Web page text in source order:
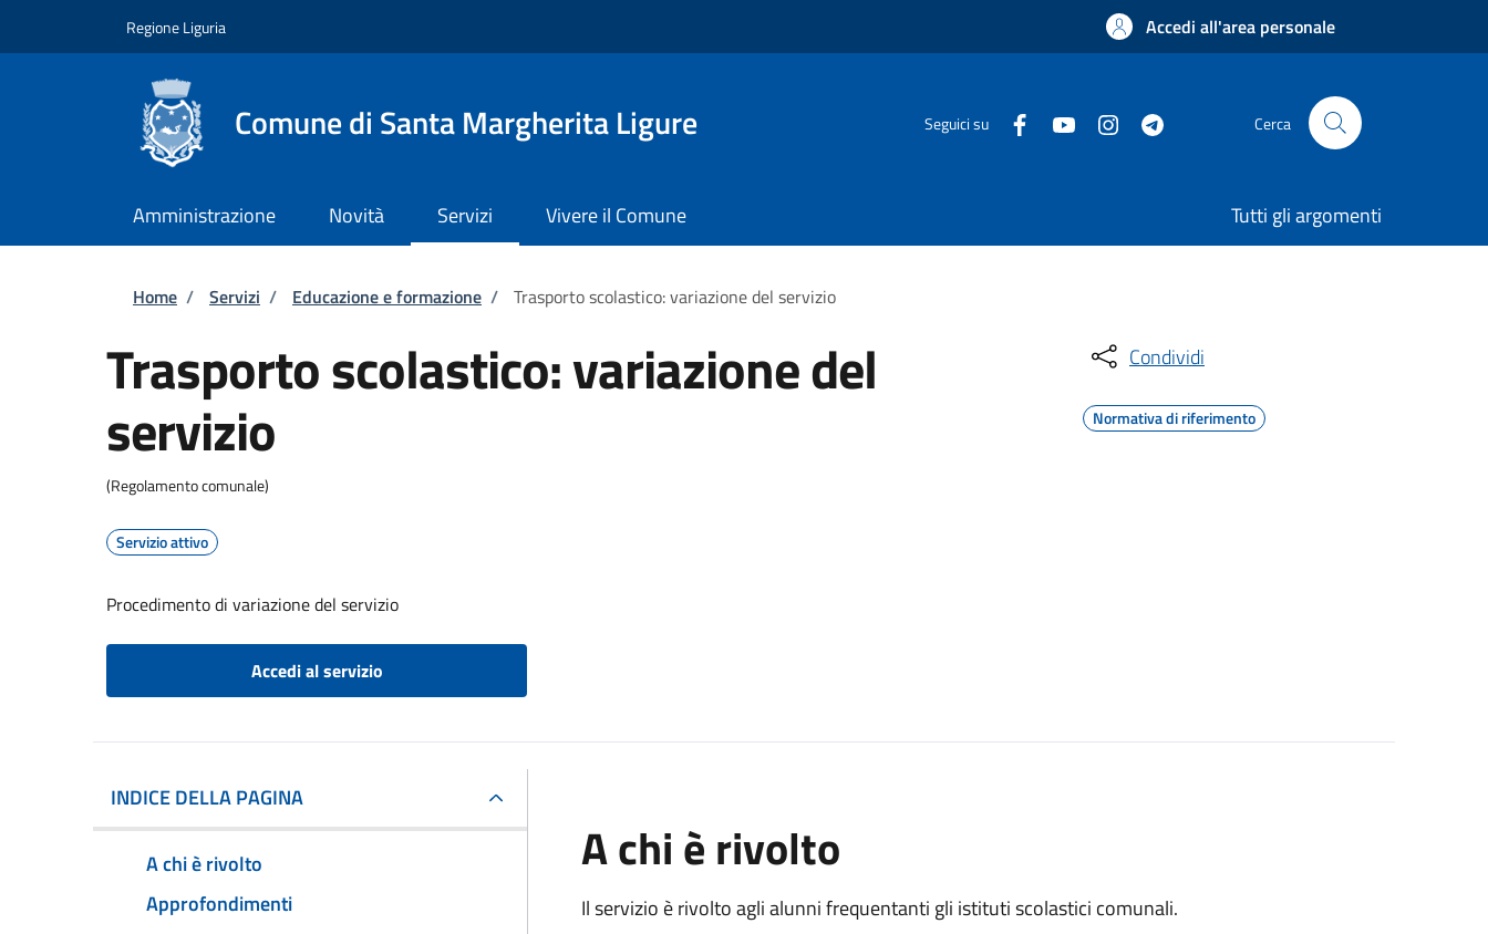
Regione Liguria Accedi all'area personale
Comune di Santa Margherita Ligure Seguici su Cerca
Amministrazione Novità Servizi Vivere il Comune Tutti gli argomenti
Briciole di pane
Home / Servizi / Educazione e formazione / Trasporto scolastico: variazione del servizio
Trasporto scolastico: variazione del
servizio
(Regolamento comunale)
Servizio attivo
Procedimento di variazione del servizio
Accedi al servizio
Condividi
Normativa di riferimento
INDICE DELLA PAGINA
A chi è rivolto
Approfondimenti
A chi è rivolto
Il servizio è rivolto agli alunni frequentanti gli istituti scolastici comunali.